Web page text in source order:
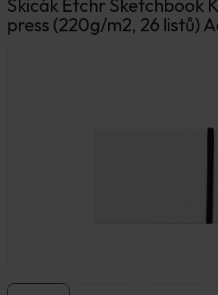
Skicák Etchr Sketchbook
press (220g/m2, 26 listů)